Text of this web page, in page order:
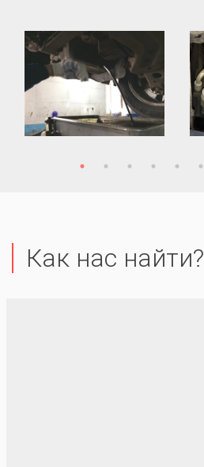
Как нас найти?